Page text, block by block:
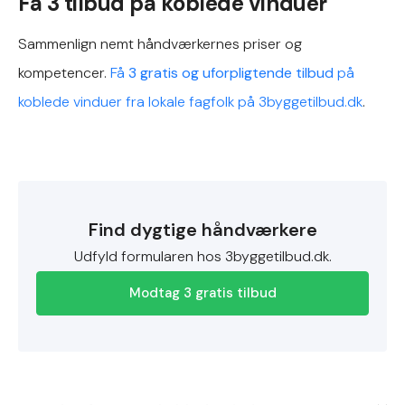
Sammenlign nemt håndværkernes priser og
kompetencer. Få 3 gratis og uforpligtende tilbud på
koblede vinduer fra lokale fagfolk på 3byggetilbud.dk.
Find dygtige håndværkere
Udfyld formularen hos 3byggetilbud.dk.
Modtag 3 gratis tilbud